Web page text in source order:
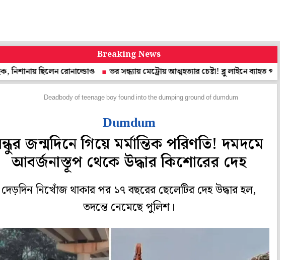
Breaking News
ছিলেন রোনাল্ডোও
ভর সন্ধ্যায় মেট্রোয় আত্মহত্যার চেষ্টা! ব্লু লাইনে ব্যাহত পরিষেবা, নাকাল
Deadbody of teenage boy found into the dumping ground of dumdum
Dumdum
জন্মদিনে গিয়ে মর্মান্তিক পরিণতি! দমদমে
আবর্জনাস্তূপ থেকে উদ্ধার কিশোরের দেহ
দেড়দিন নিখোঁজ থাকার পর ১৭ বছরের ছেলেটির দেহ উদ্ধার হল,
তদন্তে নেমেছে পুলিশ।